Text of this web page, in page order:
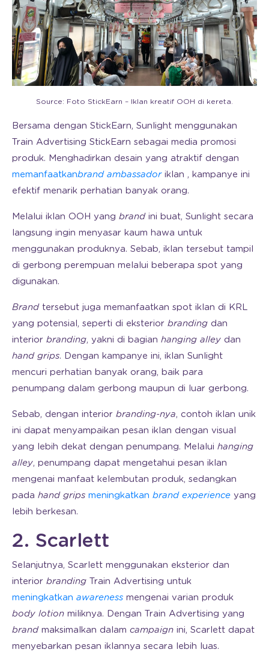
Source: Foto StickEarn – Iklan kreatif OOH di kereta.
Bersama dengan StickEarn, Sunlight menggunakan
Train Advertising StickEarn sebagai media promosi
produk. Menghadirkan desain yang atraktif dengan
memanfaatkanbrand ambassadoriklan , kampanye ini
efektif menarik perhatian banyak orang.
Melalui iklan OOH yang brand ini buat, Sunlight secara
langsung ingin menyasar kaum hawa untuk
menggunakan produknya. Sebab, iklan tersebut tampil
di gerbong perempuan melalui beberapa spot yang
digunakan.
Brand tersebut juga memanfaatkan spot iklan di KRL
yang potensial, seperti di eksterior branding dan
interior branding, yakni di bagian hanging alley dan
hand grips. Dengan kampanye ini, iklan Sunlight
mencuri perhatian banyak orang, baik para
penumpang dalam gerbong maupun di luar gerbong.
Sebab, dengan interior branding-nya, contoh iklan unik
ini dapat menyampaikan pesan iklan dengan visual
yang lebih dekat dengan penumpang. Melalui hanging
alley, penumpang dapat mengetahui pesan iklan
mengenai manfaat kelembutan produk, sedangkan
pada hand grips meningkatkan brand experience yang
lebih berkesan.
2. Scarlett
Selanjutnya, Scarlett menggunakan eksterior dan
interior branding Train Advertising untuk
meningkatkan awareness mengenai varian produk
body lotion miliknya. Dengan Train Advertising yang
brand maksimalkan dalam campaign ini, Scarlett dapat
menyebarkan pesan iklannya secara lebih luas.